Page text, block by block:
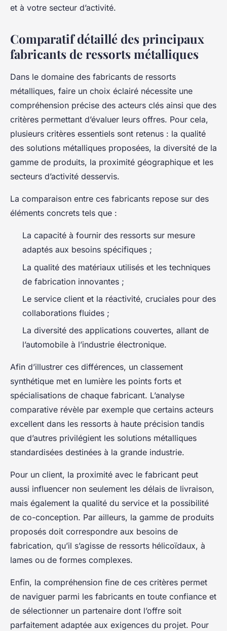
et à votre secteur d’activité.
Comparatif détaillé des principaux
fabricants de ressorts métalliques
Dans le domaine des fabricants de ressorts
métalliques, faire un choix éclairé nécessite une
compréhension précise des acteurs clés ainsi que des
critères permettant d’évaluer leurs offres. Pour cela,
plusieurs critères essentiels sont retenus : la qualité
des solutions métalliques proposées, la diversité de la
gamme de produits, la proximité géographique et les
secteurs d’activité desservis.
La comparaison entre ces fabricants repose sur des
éléments concrets tels que :
La capacité à fournir des ressorts sur mesure
adaptés aux besoins spécifiques ;
La qualité des matériaux utilisés et les techniques
de fabrication innovantes ;
Le service client et la réactivité, cruciales pour des
collaborations fluides ;
La diversité des applications couvertes, allant de
l’automobile à l’industrie électronique.
Afin d’illustrer ces différences, un classement
synthétique met en lumière les points forts et
spécialisations de chaque fabricant. L’analyse
comparative révèle par exemple que certains acteurs
excellent dans les ressorts à haute précision tandis
que d’autres privilégient les solutions métalliques
standardisées destinées à la grande industrie.
Pour un client, la proximité avec le fabricant peut
aussi influencer non seulement les délais de livraison,
mais également la qualité du service et la possibilité
de co-conception. Par ailleurs, la gamme de produits
proposés doit correspondre aux besoins de
fabrication, qu’il s’agisse de ressorts hélicoïdaux, à
lames ou de formes complexes.
Enfin, la compréhension fine de ces critères permet
de naviguer parmi les fabricants en toute confiance et
de sélectionner un partenaire dont l’offre soit
parfaitement adaptée aux exigences du projet. Pour